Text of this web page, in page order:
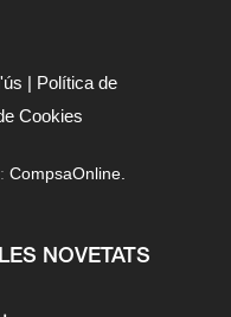
| Política de
Cookies
CompsaOnline.
NOVETATS